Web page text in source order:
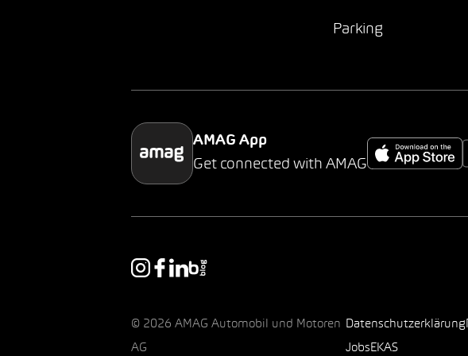
Parking
AMAG App
Get connected with AMAG
© 2026 AMAG Automobil und Motoren
AG
Datenschutzerklärung
Jobs EKAS